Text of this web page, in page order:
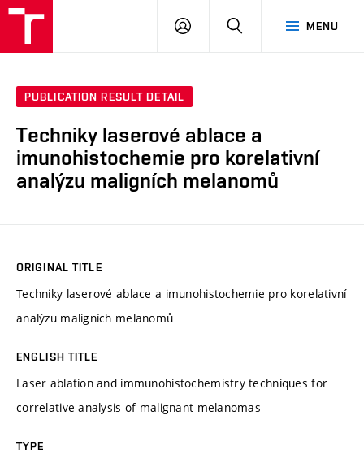
MENU
LOG
SEARCH
PUBLICATION RESULT DETAIL
Techniky laserové ablace a
imunohistochemie pro korelativní
analýzu maligních melanomů
ORIGINAL TITLE
Techniky laserové ablace a imunohistochemie pro korelativní
analýzu maligních melanomů
ENGLISH TITLE
Laser ablation and immunohistochemistry techniques for
correlative analysis of malignant melanomas
TYPE